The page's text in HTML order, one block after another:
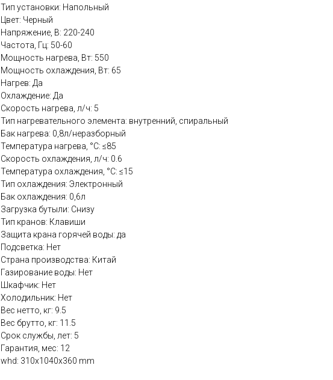
Тип установки: Напольный
Цвет: Черный
Напряжение, В: 220-240
Частота, Гц: 50-60
Мощность нагрева, Вт: 550
Мощность охлаждения, Вт: 65
Нагрев: Да
Охлаждение: Да
Скорость нагрева, л/ч: 5
Тип нагревательного элемента: внутренний, спиральный
Бак нагрева: 0,8л/неразборный
Температура нагрева, °С: ≤85
Скорость охлаждения, л/ч: 0.6
Температура охлаждения, °С: ≤15
Тип охлаждения: Электронный
Бак охлаждения: 0,6л
Загрузка бутыли: Снизу
Тип кранов: Клавиши
Защита крана горячей воды: да
Подсветка: Нет
Страна производства: Китай
Газирование воды: Нет
Шкафчик: Нет
Холодильник: Нет
Вес нетто, кг: 9.5
Вес брутто, кг: 11.5
Срок службы, лет: 5
Гарантия, мес: 12
whd: 310x1040x360 mm